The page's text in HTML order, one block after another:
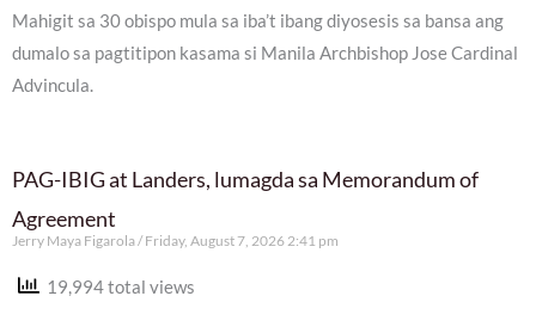
Mahigit sa 30 obispo mula sa iba’t ibang diyosesis sa bansa ang
dumalo sa pagtitipon kasama si Manila Archbishop Jose Cardinal
Advincula.
PAG-IBIG at Landers, lumagda sa Memorandum of
Agreement
Jerry Maya Figarola Friday, August 7, 2026 2:41 pm
19,994 total views